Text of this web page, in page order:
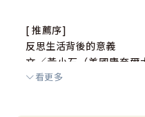
[ 推薦序]
反思生活背後的意義
文／黃小石（美國康奈
深研究員、美國紐澤西卅
看更多